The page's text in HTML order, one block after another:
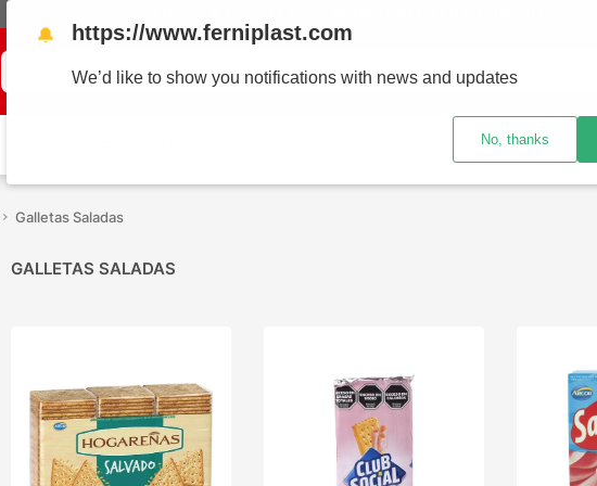
¿Qué estás buscando?
SUCURSALES
Galletas Saladas
GALLETAS SALADAS
🔔 https://www.ferniplast.com
We’d like to show you notifications with news and updates
No, thanks